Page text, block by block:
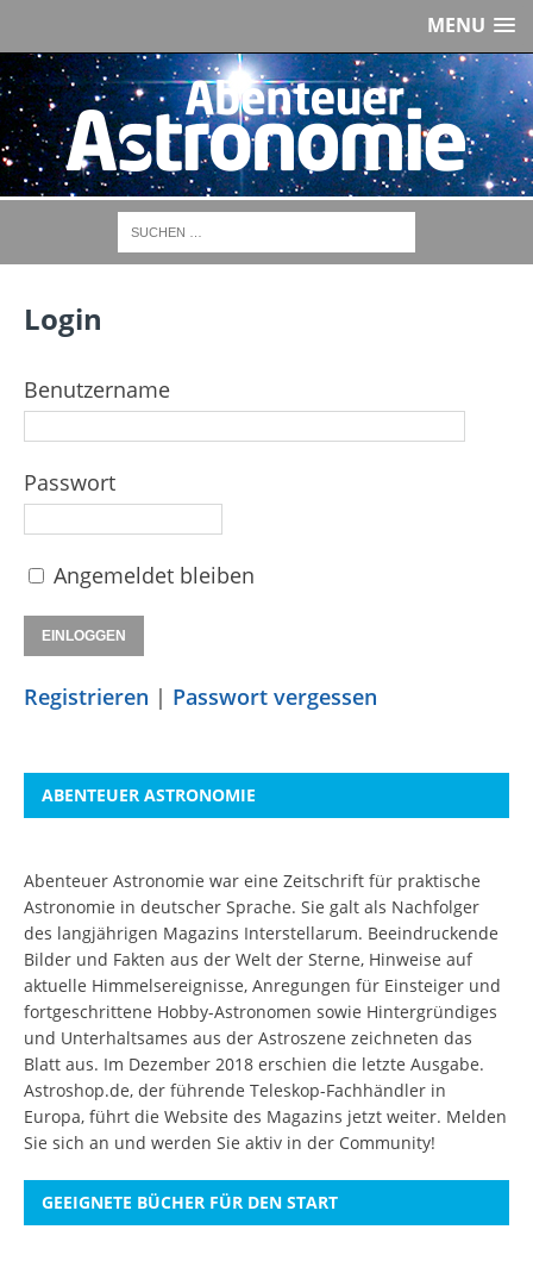
MENU
Login
Benutzername
Passwort
Angemeldet bleiben
Registrieren | Passwort vergessen
ABENTEUER ASTRONOMIE
Abenteuer Astronomie war eine Zeitschrift für praktische
Astronomie in deutscher Sprache. Sie galt als Nachfolger
des langjährigen Magazins Interstellarum. Beeindruckende
Bilder und Fakten aus der Welt der Sterne, Hinweise auf
aktuelle Himmelsereignisse, Anregungen für Einsteiger und
fortgeschrittene Hobby-Astronomen sowie Hintergründiges
und Unterhaltsames aus der Astroszene zeichneten das
Blatt aus. Im Dezember 2018 erschien die letzte Ausgabe.
Astroshop.de, der führende Teleskop-Fachhändler in
Europa, führt die Website des Magazins jetzt weiter. Melden
Sie sich an und werden Sie aktiv in der Community!
GEEIGNETE BÜCHER FÜR DEN START